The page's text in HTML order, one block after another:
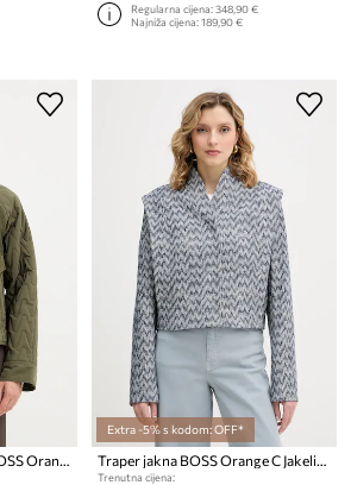
Regularna cijena:348,90 €
Najniža cijena:189,90 €
Jakna s dodatkom vune BOSS Orange C_Pabori
Extra -5% s kodom: OFF*
Traper jakna BOSS Orange C Jakelina
Trenutna cijena: